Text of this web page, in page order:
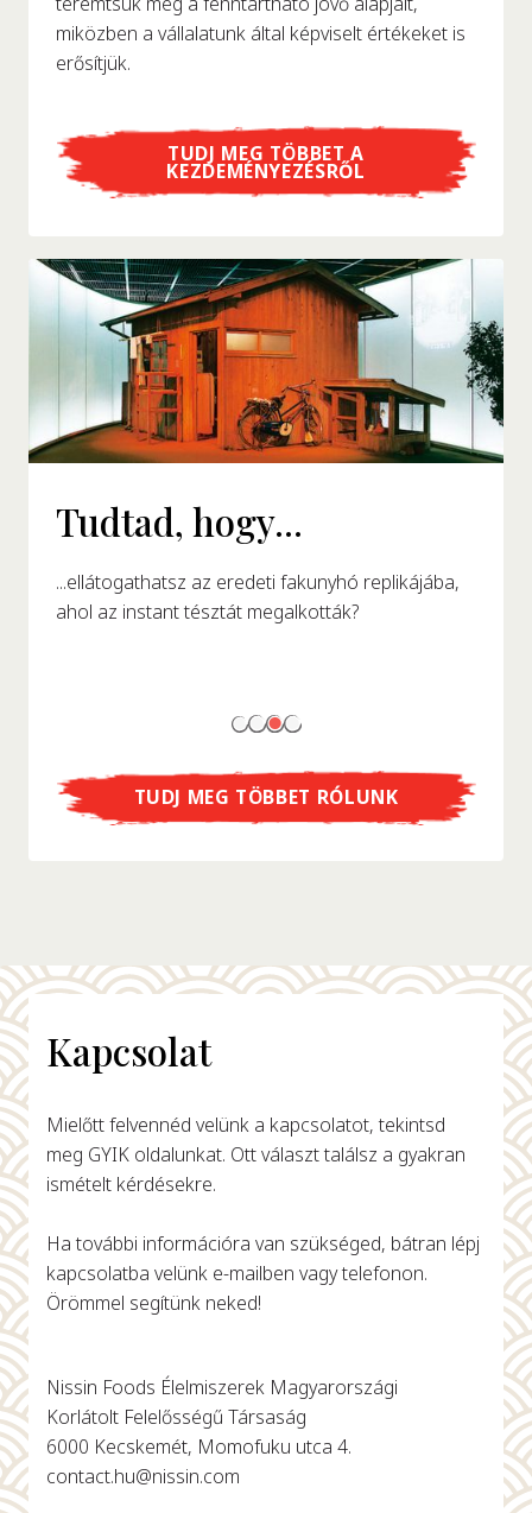
miközben a vállalatunk által képviselt értékeket is
erősítjük.
TUDJ MEG TÖBBET A
KEZDEMÉNYEZÉSRŐL
Tudtad, hogy...
...ellátogathatsz az eredeti fakunyhó replikájába,
ahol az instant tésztát megalkották?
TUDJ MEG TÖBBET RÓLUNK
Kapcsolat
Mielőtt felvennéd velünk a kapcsolatot, tekintsd
meg GYIK oldalunkat. Ott választ találsz a gyakran
ismételt kérdésekre.
Ha további információra van szükséged, bátran lépj
kapcsolatba velünk e-mailben vagy telefonon.
Örömmel segítünk neked!
Nissin Foods Élelmiszerek Magyarországi
Korlátolt Felelősségű Társaság
6000 Kecskemét, Momofuku utca 4.
contact.hu@nissin.com